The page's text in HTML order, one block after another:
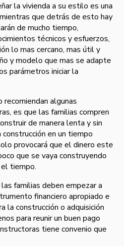
la vivienda a su estilo es una
que detrás de esto hay
de mucho tiempo,
técnicos y esfuerzos,
lo mas cercano, mas útil y
y modelo que mas se adapte
parámetros iniciar la
algunas
es que las familias compren
de manera lenta y sin
en un tiempo
provocará que el dinero este
que se vaya construyendo
tiempo.
familias deben empezar a
financiero apropiado e
la construcción o adquisición
para reunir un buen pago
tiene convenio que